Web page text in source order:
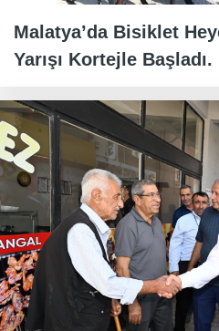
Malatya’da Bisiklet
Yarışı Kortejle Başladı.